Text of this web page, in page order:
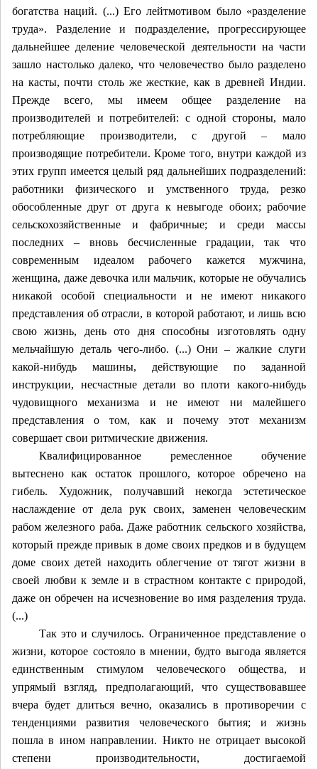
богатства наций. (...) Его лейтмотивом было «разделение
труда». Разделение и подразделение, прогрессирующее
дальнейшее деление человеческой деятельности на части
зашло настолько далеко, что человечество было разделено
на касты, почти столь же жесткие, как в древней Индии.
Прежде всего, мы имеем общее разделение на
производителей и потребителей: с одной стороны, мало
потребляющие производители, с другой – мало
производящие потребители. Кроме того, внутри каждой из
этих групп имеется целый ряд дальнейших подразделений:
работники физического и умственного труда, резко
обособленные друг от друга к невыгоде обоих; рабочие
сельскохозяйственные и фабричные; и среди массы
последних – вновь бесчисленные градации, так что
современным идеалом рабочего кажется мужчина,
женщина, даже девочка или мальчик, которые не обучались
никакой особой специальности и не имеют никакого
представления об отрасли, в которой работают, и лишь всю
свою жизнь, день ото дня способны изготовлять одну
мельчайшую деталь чего-либо. (...) Они – жалкие слуги
какой-нибудь машины, действующие по заданной
инструкции, несчастные детали во плоти какого-нибудь
чудовищного механизма и не имеют ни малейшего
представления о том, как и почему этот механизм
совершает свои ритмические движения.
Квалифицированное ремесленное обучение
вытеснено как остаток прошлого, которое обречено на
гибель. Художник, получавший некогда эстетическое
наслаждение от дела рук своих, заменен человеческим
рабом железного раба. Даже работник сельского хозяйства,
который прежде привык в доме своих предков и в будущем
доме своих детей находить облегчение от тягот жизни в
своей любви к земле и в страстном контакте с природой,
даже он обречен на исчезновение во имя разделения труда.
(...)
Так это и случилось. Ограниченное представление о
жизни, которое состояло в мнении, будто выгодаявляется
единственным стимулом человеческого общества, и
упрямый взгляд, предполагающий, что существовавшее
вчера будет длиться вечно, оказались в противоречии с
тенденциями развития человеческого бытия; и жизнь
пошла в ином направлении. Никто не отрицает высокой
степени производительности, достигаемой